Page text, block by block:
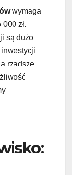
wymaga
zł.
są dużo
inwestycji
rzadsze